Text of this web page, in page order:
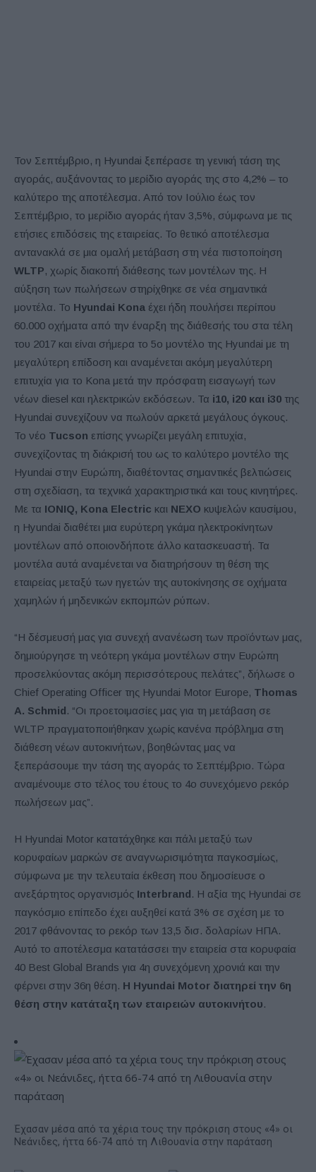
Τον Σεπτέμβριο, η Hyundai ξεπέρασε τη γενική τάση της
αγοράς, αυξάνοντας το μερίδιο αγοράς της στο 4,2% – το
καλύτερο της αποτέλεσμα. Από τον Ιούλιο έως τον
Σεπτέμβριο, το μερίδιο αγοράς ήταν 3,5%, σύμφωνα με τις
ετήσιες επιδόσεις της εταιρείας. Το θετικό αποτέλεσμα
αντανακλά σε μια ομαλή μετάβαση στη νέα πιστοποίηση
WLTP, χωρίς διακοπή διάθεσης των μοντέλων της. Η
αύξηση των πωλήσεων στηρίχθηκε σε νέα σημαντικά
μοντέλα. Το Hyundai Kona έχει ήδη πουλήσει περίπου
60.000 οχήματα από την έναρξη της διάθεσής του στα τέλη
του 2017 και είναι σήμερα το 5ο μοντέλο της Hyundai με τη
μεγαλύτερη επίδοση και αναμένεται ακόμη μεγαλύτερη
επιτυχία για το Kona μετά την πρόσφατη εισαγωγή των
νέων diesel και ηλεκτρικών εκδόσεων. Τα i10, i20 και i30 της
Hyundai συνεχίζουν να πωλούν αρκετά μεγάλους όγκους.
Το νέο Tucson επίσης γνωρίζει μεγάλη επιτυχία,
συνεχίζοντας τη διάκρισή του ως το καλύτερο μοντέλο της
Hyundai στην Ευρώπη, διαθέτοντας σημαντικές βελτιώσεις
στη σχεδίαση, τα τεχνικά χαρακτηριστικά και τους κινητήρες.
Με τα IONIQ, Kona Electric και NEXO κυψελών καυσίμου,
η Hyundai διαθέτει μια ευρύτερη γκάμα ηλεκτροκίνητων
μοντέλων από οποιονδήποτε άλλο κατασκευαστή. Τα
μοντέλα αυτά αναμένεται να διατηρήσουν τη θέση της
εταιρείας μεταξύ των ηγετών της αυτοκίνησης σε οχήματα
χαμηλών ή μηδενικών εκπομπών ρύπων.
“Η δέσμευσή μας για συνεχή ανανέωση των προϊόντων μας,
δημιούργησε τη νεότερη γκάμα μοντέλων στην Ευρώπη
προσελκύοντας ακόμη περισσότερους πελάτες”, δήλωσε ο
Chief Operating Officer της Hyundai Motor Europe, Thomas
A. Schmid. “Οι προετοιμασίες μας για τη μετάβαση σε
WLTP πραγματοποιήθηκαν χωρίς κανένα πρόβλημα στη
διάθεση νέων αυτοκινήτων, βοηθώντας μας να
ξεπεράσουμε την τάση της αγοράς το Σεπτέμβριο. Τώρα
αναμένουμε στο τέλος του έτους το 4ο συνεχόμενο ρεκόρ
πωλήσεων μας”.
Η Hyundai Motor κατατάχθηκε και πάλι μεταξύ των
κορυφαίων μαρκών σε αναγνωρισιμότητα παγκοσμίως,
σύμφωνα με την τελευταία έκθεση που δημοσίευσε ο
ανεξάρτητος οργανισμός Interbrand. Η αξία της Hyundai σε
παγκόσμιο επίπεδο έχει αυξηθεί κατά 3% σε σχέση με το
2017 φθάνοντας το ρεκόρ των 13,5 δισ. δολαρίων ΗΠΑ.
Αυτό το αποτέλεσμα κατατάσσει την εταιρεία στα κορυφαία
40 Best Global Brands για 4η συνεχόμενη χρονιά και την
φέρνει στην 36η θέση. Η Hyundai Motor διατηρεί την 6η
θέση στην κατάταξη των εταιρειών αυτοκινήτου.
Έχασαν μέσα από τα χέρια τους την πρόκριση στους «4» οι
Νεάνιδες, ήττα 66-74 από τη Λιθουανία στην παράταση